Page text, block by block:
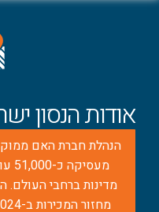
אודות הנסון
הנהלת חברת האם
מדינות ברחבי העולם.